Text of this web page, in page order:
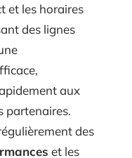
et les horaires
des lignes
aux
partenaires.
des
et les